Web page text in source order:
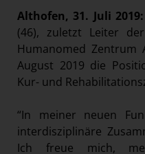
NMK
MEDIA
KONTAKT
Althofen, 31. Juli 2019:
(46), zuletzt Leiter
Humanomed
August 2019 die
Kur- und
“In meiner neuen
interdisziplinäre
Ich freue mich,